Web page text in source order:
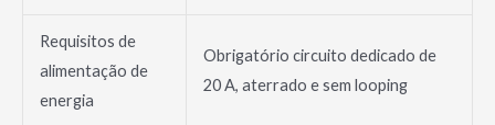
Requisitos de
alimentação de
energia
Obrigatório circuito dedicado de
20 A, aterrado e sem looping